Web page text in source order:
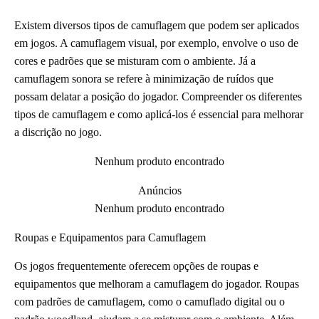
Existem diversos tipos de camuflagem que podem ser aplicados
em jogos. A camuflagem visual, por exemplo, envolve o uso de
cores e padrões que se misturam com o ambiente. Já a
camuflagem sonora se refere à minimização de ruídos que
possam delatar a posição do jogador. Compreender os diferentes
tipos de camuflagem e como aplicá-los é essencial para melhorar
a discrição no jogo.
Nenhum produto encontrado
Anúncios
Nenhum produto encontrado
Roupas e Equipamentos para Camuflagem
Os jogos frequentemente oferecem opções de roupas e
equipamentos que melhoram a camuflagem do jogador. Roupas
com padrões de camuflagem, como o camuflado digital ou o